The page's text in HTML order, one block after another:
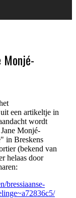
Monjé-
een artikeltje in
wordt
Monjé-
in Breskens
(bekend van
helaas door
bressiaanse-